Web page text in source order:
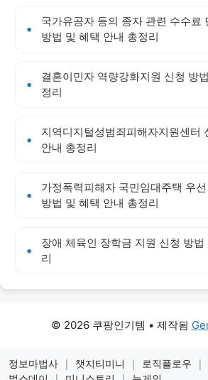
국가유공자 등의 종자 관련 수수료
방법 및 혜택 안내 총정리
결혼이민자 역량강화지원 신청 방
정리
지역디지털성범죄피해자지원센터
안내 총정리
가정폭력피해자 국민임대주택 우
방법 및 혜택 안내 총정리
장애 체육인 장학금 지원 신청 방법
리
© 2026 쿠팡인기템 • 제작됨
정보마법사 | 챗지티미니 | 로직플로우 |